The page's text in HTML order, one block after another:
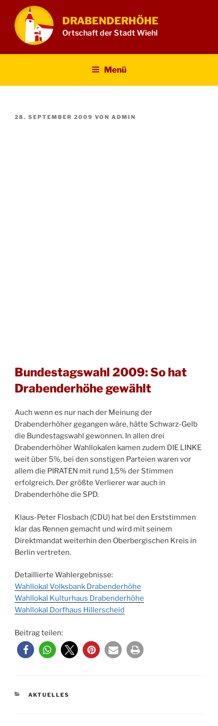
Inhalt
springen
DRABENDERHÖHE
Ortschaft der Stadt Wiehl
Menü
VERÖFFENTLICHT
28. SEPTEMBER 2009 VON ADMIN
Bundestagswahl 2009: So hat
Drabenderhöhe gewählt
Auch wenn es nur nach der Meinung der
Drabenderhöher gegangen wäre, hätte Schwarz-Gelb
die Bundestagswahl gewonnen. In allen drei
Drabenderhöher Wahllokalen kamen zudem DIE LINKE
weit über 5%, bei den sonstigen Parteien waren vor
allem die PIRATEN mit rund 1,5% der Stimmen
erfolgreich. Der größte Verlierer war auch in
Drabenderhöhe die SPD.
Klaus-Peter Flosbach (CDU) hat bei den Erststimmen
klar das Rennen gemacht und wird mit seinem
Direktmandat weiterhin den Oberbergischen Kreis in
Berlin vertreten.
Detaillierte Wahlergebnisse:
Wahllokal Volksbank Drabenderhöhe
Wahllokal Kulturhaus Drabenderhöhe
Wahllokal Dorfhaus Hillerscheid
Beitrag teilen:
KATEGORIEN
AKTUELLES